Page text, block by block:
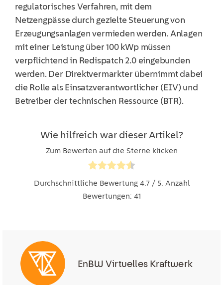
regulatorisches Verfahren, mit dem
Netzengpässe durch gezielte Steuerung von
Erzeugungsanlagen vermieden werden. Anlagen
mit einer Leistung über 100 kWp müssen
verpflichtend in Redispatch 2.0 eingebunden
werden. Der Direktvermarkter übernimmt dabei
die Rolle als Einsatzverantwortlicher (EIV) und
Betreiber der technischen Ressource (BTR).
Wie hilfreich war dieser Artikel?
Zum Bewerten auf die Sterne klicken
Durchschnittliche Bewertung 4.7/ 5. Anzahl
Bewertungen: 41
EnBW Virtuelles Kraftwerk